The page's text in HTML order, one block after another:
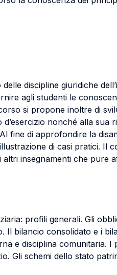
discipline giuridiche
agli studenti le
si propone inoltre di
nonché alla
fine di approfondire la
di casi pratici. Il
insegnamenti che pure
profili generali. Gli
Il bilancio consolidato e i
e disciplina comunitaria. I
Gli schemi dello stato